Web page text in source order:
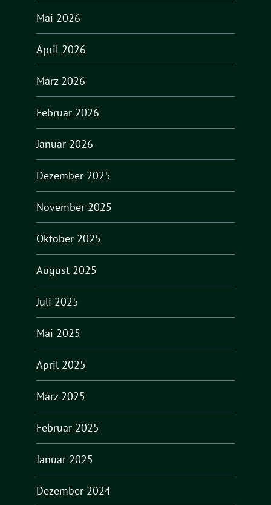
Mai 2026
April 2026
März 2026
Februar 2026
Januar 2026
Dezember 2025
November 2025
Oktober 2025
August 2025
Juli 2025
Mai 2025
April 2025
März 2025
Februar 2025
Januar 2025
Dezember 2024